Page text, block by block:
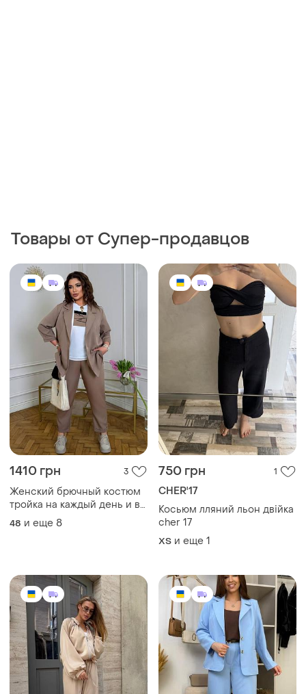
Товары от Супер-продавцов
1410 грн 3
Женский брючный костюм
тройка на каждый день и в
офис большие размеры 48-
58 элегантный деловой
48 и еще 8
750 грн 1
CHER'17
Косьюм лляний льон двійка
cher 17
ХS и еще 1